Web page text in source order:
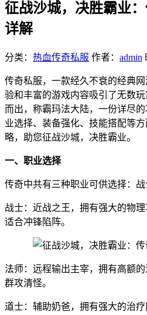
征战沙城，决胜霸业
详解
分类： 热血传奇私服 作者： admin
传奇私服，一款经久不衰的经典
验和丰富的游戏内容吸引了无数
而出，称霸玛法大陆，一份详尽
业选择、装备强化、技能搭配等
略，助您征战沙城，决胜霸业。
一、职业选择
传奇中共有三种职业可供选择：战
战士：近战之王，拥有强大的物理
适合冲锋陷阵。
法师：远程输出主宰，拥有高额
群攻清怪。
道士：辅助奶爸，拥有强大的治